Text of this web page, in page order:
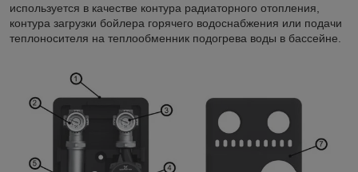
используется в качестве контура радиаторного отопления,
контура загрузки бойлера горячего водоснабжения или подачи
теплоносителя на теплообменник подогрева воды в бассейне.